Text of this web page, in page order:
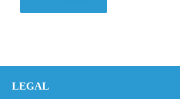
9
.
LEGAL